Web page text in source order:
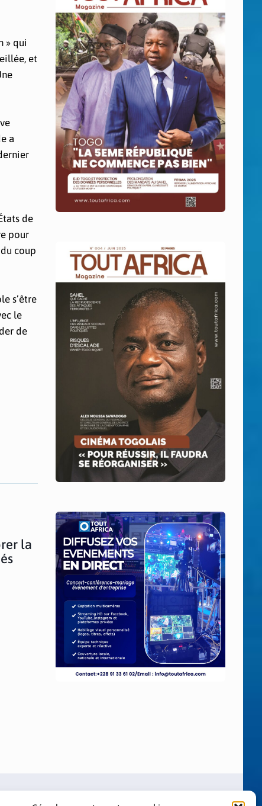
» qui
et
a
de
pour
coup
s’être
le
de
la